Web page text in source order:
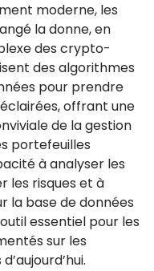
moderne, les
la donne, en
des crypto-
des algorithmes
pour prendre
offrant une
de la gestion
portefeuilles
à analyser les
les risques et à
la base de données
essentiel pour les
sur les